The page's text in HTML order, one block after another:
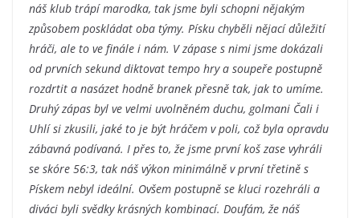
náš klub trápí marodka, tak jsme byli schopni nějakým
způsobem poskládat oba týmy. Písku chyběli nějací důležití
hráči, ale to ve finále i nám. V zápase s nimi jsme dokázali
od prvních sekund diktovat tempo hry a soupeře postupně
rozdrtit a nasázet hodně branek přesně tak, jak to umíme.
Druhý zápas byl ve velmi uvolněném duchu, golmani Čali i
Uhlí si zkusili, jaké to je být hráčem v poli, což byla opravdu
zábavná podívaná. I přes to, že jsme první koš zase vyhráli
se skóre 56:3, tak náš výkon minimálně v první třetině s
Pískem nebyl ideální. Ovšem postupně se kluci rozehráli a
diváci byli svědky krásných kombinací. Doufám, že náš